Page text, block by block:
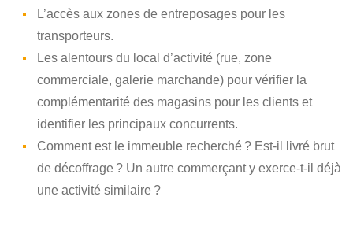
L’accès aux zones de entreposages pour les
transporteurs.
Les alentours du local d’activité (rue, zone
commerciale, galerie marchande) pour vérifier la
complémentarité des magasins pour les clients et
identifier les principaux concurrents.
Comment est le immeuble recherché ? Est-il livré brut
de décoffrage ? Un autre commerçant y exerce-t-il déjà
une activité similaire ?